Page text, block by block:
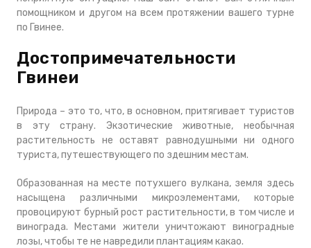
помощником и другом на всем протяжении вашего турне
по Гвинее.
Достопримечательности
Гвинеи
Природа – это то, что, в основном, притягивает туристов
в эту страну. Экзотические животные, необычная
растительность не оставят равнодушными ни одного
туриста, путешествующего по здешним местам.
Образованная на месте потухшего вулкана, земля здесь
насыщена различными микроэлементами, которые
провоцируют бурный рост растительности, в том числе и
винограда. Местами жители уничтожают виноградные
лозы, чтобы те не навредили плантациям какао.